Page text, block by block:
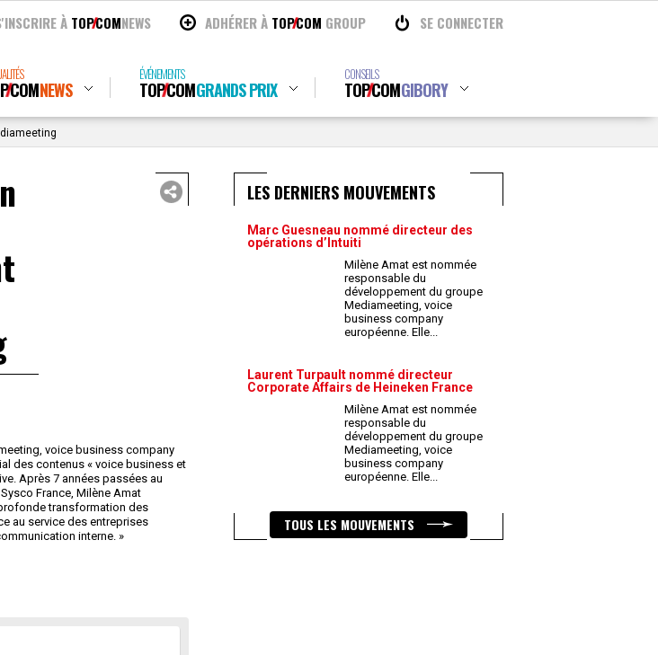
À TOPCOMNEWS ADHÉRER À TOPCOM GROUP SE CONNECTER
COMNEWS
ÉVÉNEMENTS
TOPCOMGRANDS PRIX
CONSEILS
TOPCOMGIBORY
voice business company
des contenus « voice business et
Après 7 années passées au
France, Milène Amat
transformation des
au service des entreprises
interne. »
LES DERNIERS MOUVEMENTS
Marc Guesneau nommé directeur des
opérations d’Intuiti
Milène Amat est nommée
responsable du
développement du groupe
Mediameeting, voice
business company
européenne. Elle...
Laurent Turpault nommé directeur
Corporate Affairs de Heineken France
Milène Amat est nommée
responsable du
développement du groupe
Mediameeting, voice
business company
européenne. Elle...
TOUS LES MOUVEMENTS